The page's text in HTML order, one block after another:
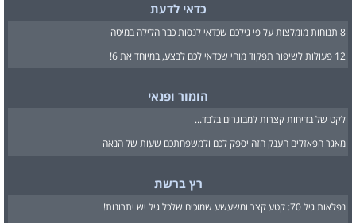
כדאי לדעת
8 תנוחות מומלצות על פי גילכם שכדאי לנסות כבר הלילה במיטה
12 פעולות לשיפור תפקוד מוחי שכדאי לכם לבצע, במיוחד את 6!
הומור ופנאי
לקט של בדיחות קצרות למבוגרים בלבד...
מאגר הפאזלים הענק הזה יספק לכם ולמשפחתכם שעות של הנאה
רץ ברשת
נפלאות גיל 70: קטע קצר ומשעשע שמוכיח שלכל גיל יש יתרונות!